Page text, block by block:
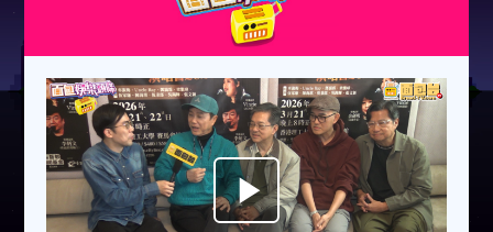
Play